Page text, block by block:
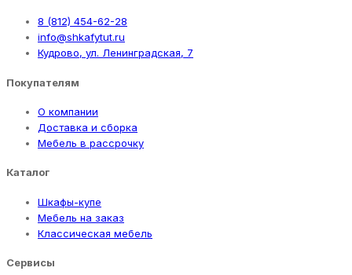
8 (812) 454-62-28
info@shkafytut.ru
Кудрово, ул. Ленинградская, 7
Покупателям
О компании
Доставка и сборка
Мебель в рассрочку
Каталог
Шкафы-купе
Мебель на заказ
Классическая мебель
Сервисы